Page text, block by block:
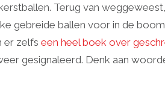
Terug van
gebreide ballen voor in de
er zelfs een heel boek over
gesignaleerd. Denk aan woorden